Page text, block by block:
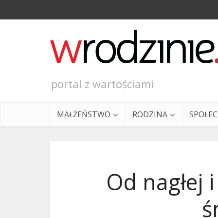
portal z wartościami
MAŁŻEŃSTWO RODZINA
Od nagłej